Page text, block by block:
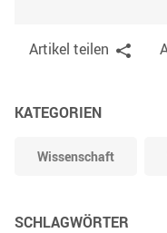
Artikel teilen
KATEGORIEN
Wissenschaft
SCHLAGWÖRTER